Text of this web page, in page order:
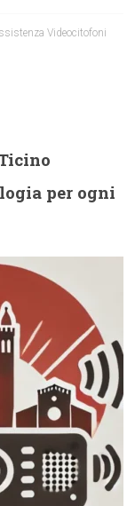
Videocitofoni
per ogni